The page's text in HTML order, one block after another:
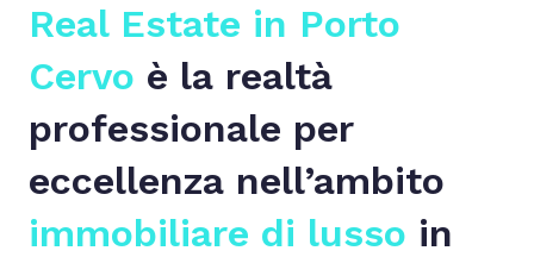
Real Estate in Porto
Cervo è la realtà
professionale per
eccellenza nell’ambito
immobiliare di lusso in